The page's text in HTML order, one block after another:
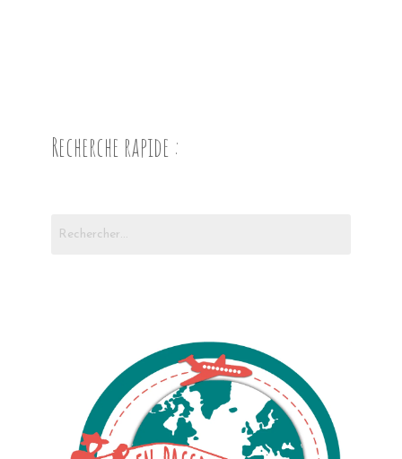
Recherche rapide :